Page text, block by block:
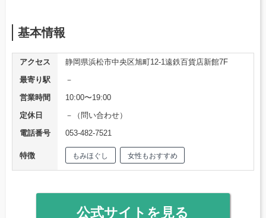
基本情報
アクセス
静岡県浜松市中央区旭町12-1遠鉄百貨店新館7F
最寄り駅
－
営業時間
10:00〜19:00
定休日
－（問い合わせ）
電話番号
053-482-7521
特徴 もみほぐし 女性もおすすめ
公式サイトを見る